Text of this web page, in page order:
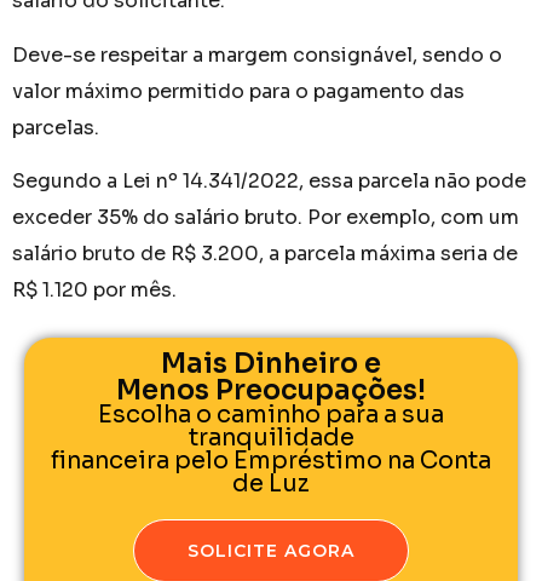
Deve-se respeitar a margem consignável, sendo o
valor máximo permitido para o pagamento das
parcelas.
Segundo a Lei nº 14.341/2022, essa parcela não pode
exceder 35% do salário bruto. Por exemplo, com um
salário bruto de R$ 3.200, a parcela máxima seria de
R$ 1.120 por mês.
Mais Dinheiro e
Menos Preocupações!
Escolha o caminho para a sua
tranquilidade
financeira pelo Empréstimo na Conta
de Luz
SOLICITE AGORA